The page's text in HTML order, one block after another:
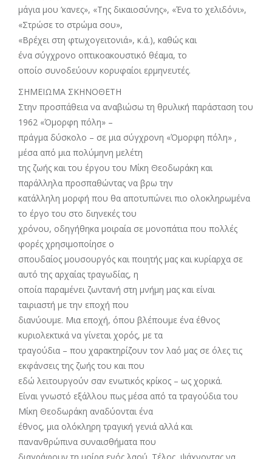
μάγια μου ’κανες», «Της δικαιοσύνης», «Ένα το χελιδόνι»,
«Στρώσε το στρώμα σου»,
«Βρέχει στη φτωχογειτονιά», κ.ά.), καθώς και
ένα σύγχρονο οπτικοακουστικό θέαμα, το
οποίο συνοδεύουν κορυφαίοι ερμηνευτές.
ΣΗΜΕΙΩΜΑ ΣΚΗΝΟΘΕΤΗ
Στην προσπάθεια να αναβιώσω τη θρυλική παράσταση του
1962 «Όμορφη πόλη» –
πράγμα δύσκολο – σε μια σύγχρονη «Όμορφη πόλη» ,
μέσα από μια πολύμηνη μελέτη
της ζωής και του έργου του Μίκη Θεοδωράκη και
παράλληλα προσπαθώντας να βρω την
κατάλληλη μορφή που θα αποτυπώνει πιο ολοκληρωμένα
το έργο του στο διηνεκές του
χρόνου, οδηγήθηκα μοιραία σε μονοπάτια που πολλές
φορές χρησιμοποίησε ο
σπουδαίος μουσουργός και ποιητής μας και κυρίαρχα σε
αυτό της αρχαίας τραγωδίας, η
οποία παραμένει ζωντανή στη μνήμη μας και είναι
ταιριαστή με την εποχή που
διανύουμε. Μια εποχή, όπου βλέπουμε ένα έθνος
κυριολεκτικά να γίνεται χορός, με τα
τραγούδια – που χαρακτηρίζουν τον λαό μας σε όλες τις
εκφάνσεις της ζωής του και που
εδώ λειτουργούν σαν ενωτικός κρίκος – ως χορικά.
Είναι γνωστό εξάλλου πως μέσα από τα τραγούδια του
Μίκη Θεοδωράκη αναδύονται ένα
έθνος, μια ολόκληρη τραγική γενιά αλλά και
πανανθρώπινα συναισθήματα που